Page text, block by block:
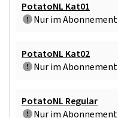
PotatoNL Kat01
Nur im Abonnement
PotatoNL Kat02
Nur im Abonnement
PotatoNL Regular
Nur im Abonnement